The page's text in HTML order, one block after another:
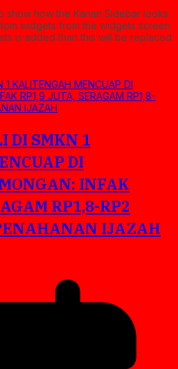
show how the Kanan Sidebar looks
widgets from the widgets screen
is added than this will be replaced
DI SMKN 1
DI
INFAK
RP1,8-RP2
IJAZAH